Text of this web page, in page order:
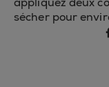
sécher pour